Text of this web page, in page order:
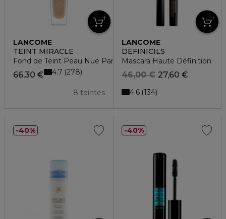
LANCÔME
TEINT MIRACLE
Fond de Teint Peau Nue Parfaite
66,30 €
8 teintes
4.7 278
LANCÔME
DEFINICILS
Mascara Haute Définition
27,60 €
46,00 €
4.6 134
40% 40%